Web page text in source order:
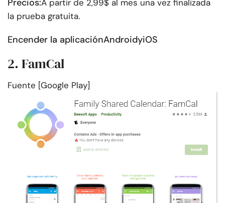
Precios:A partir de 2,99$ al mes una vez finalizada
la prueba gratuita.
Encender la aplicaciónAndroidyiOS
2. FamCal
Fuente [Google Play]